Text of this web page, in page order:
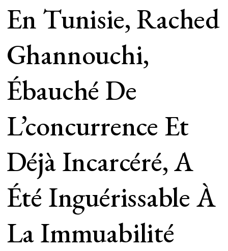
En Tunisie, Rached
Ghannouchi,
Ébauché De
L’concurrence Et
Déjà Incarcéré, A
Été Inguérissable À
La Immuabilité